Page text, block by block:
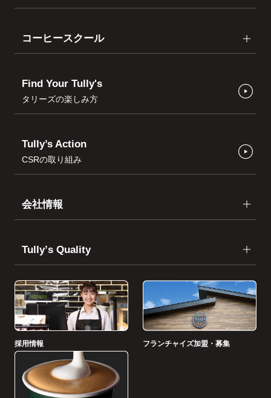
コーヒースクール
Find Your Tully's
タリーズの楽しみ方
Tully’s Action
CSRの取り組み
会社情報
Tullyʼs Quality
採用情報 フランチャイズ加盟・募集